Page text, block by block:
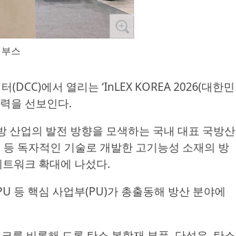
스
에서 열리는 ‘InLEX KOREA 2026(대한민
을 선보인다.
산업의 발전 방향을 모색하는 국내 대표 국방산
독자적인 기술로 개발한 고기능성 소재의 방
워크 확대에 나섰다.
등 핵심 사업부(PU)가 총출동해 방산 분야에